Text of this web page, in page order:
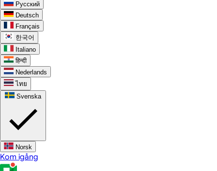
Русский
Deutsch
Français
한국어
Italiano
हिन्दी
Nederlands
ไทย
Svenska
Norsk
Kom igång